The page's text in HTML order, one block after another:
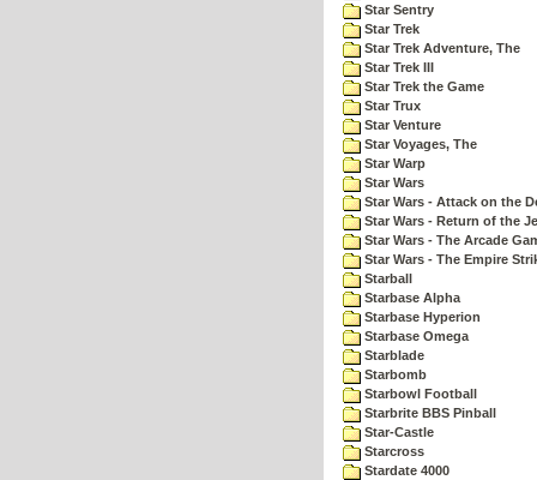
Star Sentry
Star Trek
Star Trek Adventure, The
Star Trek III
Star Trek the Game
Star Trux
Star Venture
Star Voyages, The
Star Warp
Star Wars
Star Wars - Attack on the
Star Wars - Return of the
Star Wars - The Arcade
Star Wars - The Empire
Starball
Starbase Alpha
Starbase Hyperion
Starbase Omega
Starblade
Starbomb
Starbowl Football
Starbrite BBS Pinball
Star-Castle
Starcross
Stardate 4000